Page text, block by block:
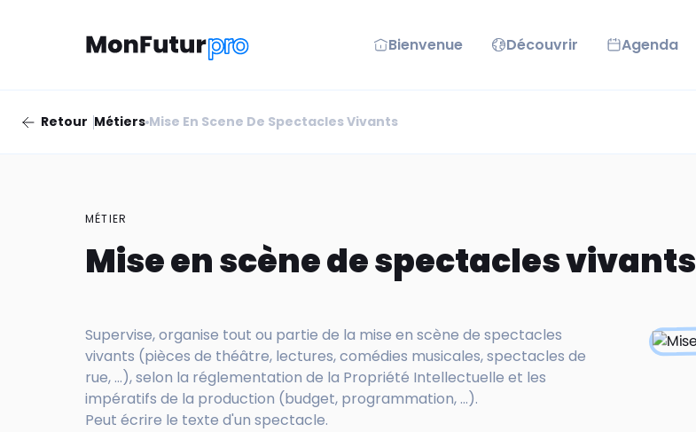
Bienvenue Découvrir Agenda
Retour Métiers Mise En Scene De Spectacles Vivants
MÉTIER
Mise en scène de spectacles vivants
Supervise, organise tout ou partie de la mise en scène de spectacles
vivants (pièces de théâtre, lectures, comédies musicales, spectacles de
rue, ...), selon la réglementation de la Propriété Intellectuelle et les
impératifs de la production (budget, programmation, ...).
Peut écrire le texte d'un spectacle.